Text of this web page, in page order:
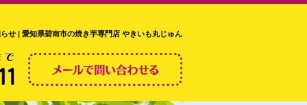
せ | 愛知県碧南市の焼き芋専門店 やきいも丸じゅん